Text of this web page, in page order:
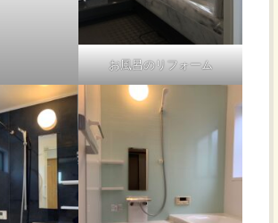
お風呂のリフォーム